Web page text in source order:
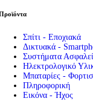
Σπίτι - Εποχιακά
Δικτυακά -
Συστήματα
Ηλεκτρολογικό
Μπαταρίες -
Πληροφορική
Εικόνα - Ήχος